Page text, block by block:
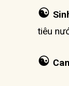
☯
tiêu
☯